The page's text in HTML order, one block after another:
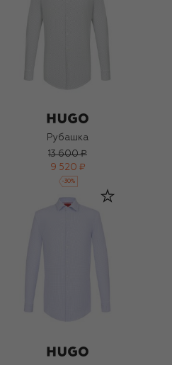
Рубашка
13 600 ₽
9 520 ₽
-30%